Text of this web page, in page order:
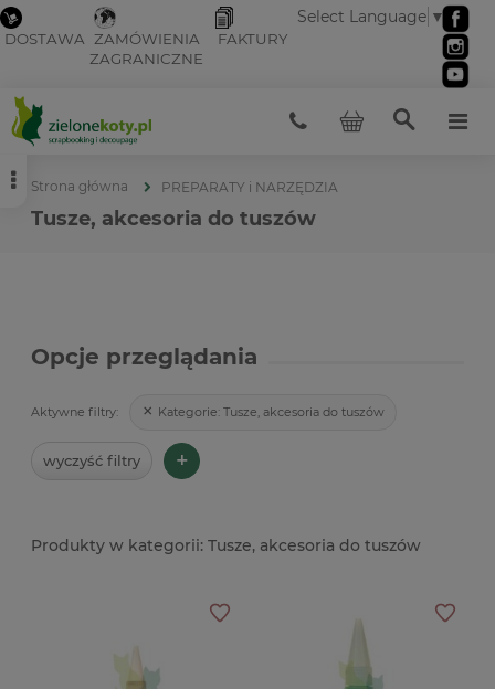
DOSTAWA ZAMÓWIENIA
ZAGRANICZNE
FAKTURY
Select Language ▼
Strona główna PREPARATY i NARZĘDZIA
Tusze, akcesoria do tuszów
Opcje przeglądania
Aktywne filtry: Kategorie: Tusze, akcesoria do tuszów
wyczyść filtry +
Tusze, akcesoria do tuszów